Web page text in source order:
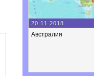
20.11.2018
Австралия